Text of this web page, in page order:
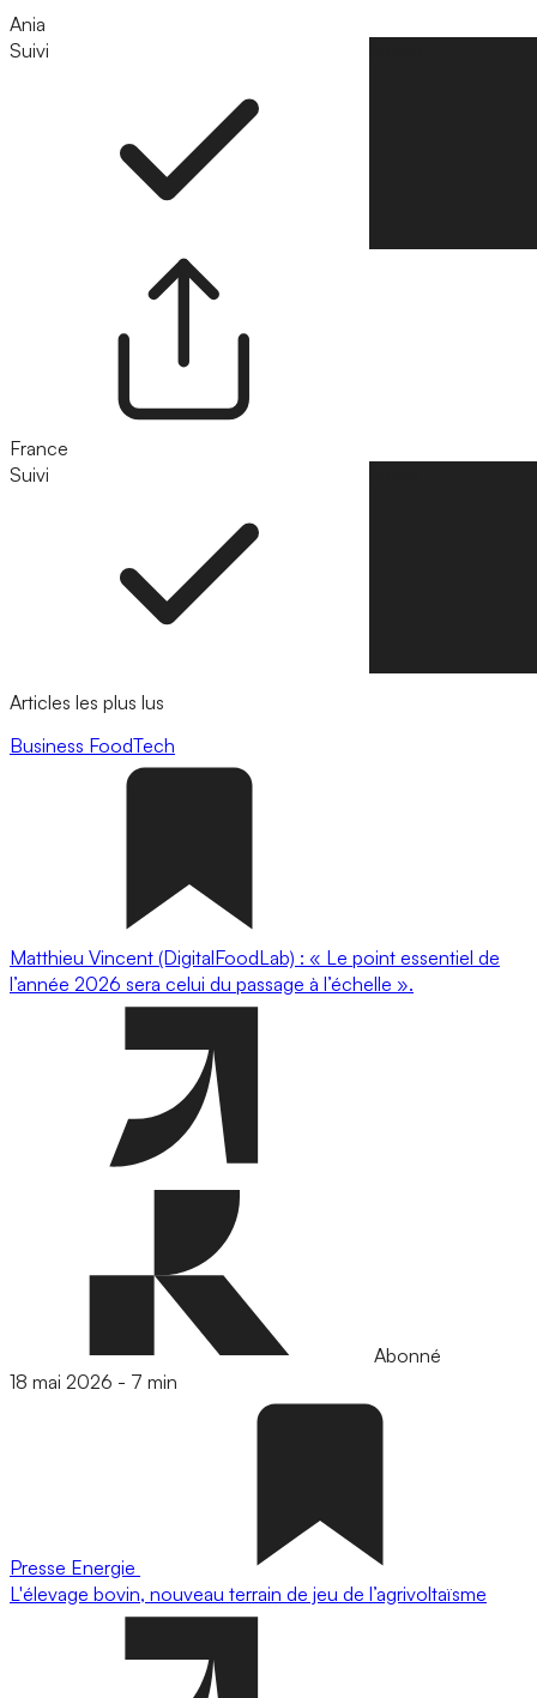
Ania
Suivi
France
Suivi
Articles les plus lus
Business FoodTech
Matthieu Vincent (DigitalFoodLab) : « Le point essentiel de
l’année 2026 sera celui du passage à l’échelle ».
Abonné
18 mai 2026 - 7 min
Presse Energie
L'élevage bovin, nouveau terrain de jeu de l’agrivoltaïsme